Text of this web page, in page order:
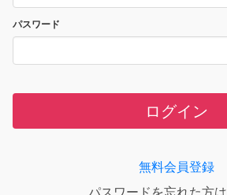
パスワード
ログイン
無料会員登録
パスワードを忘れた方は